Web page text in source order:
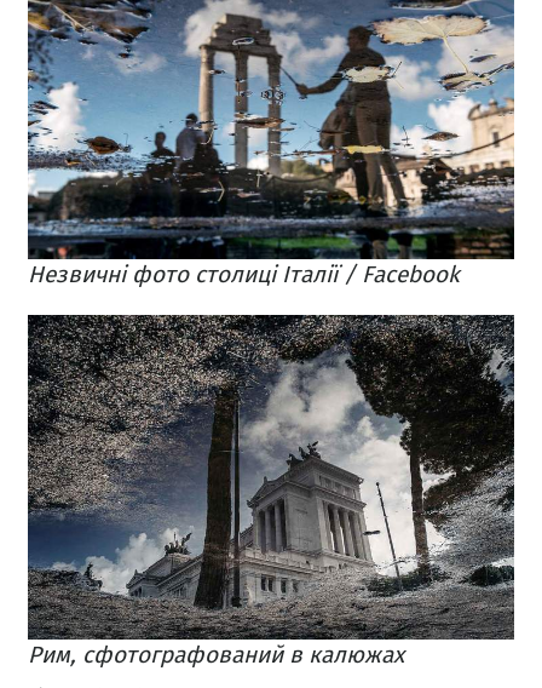
Незвичні фото столиці Італії / Facebook
Рим, сфотографований в калюжах